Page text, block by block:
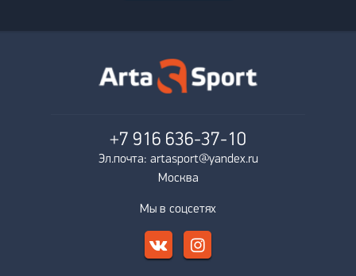
+7 916 636-37-10
Эл.почта: artasport@yandex.ru
Москва
Мы в соцсетях